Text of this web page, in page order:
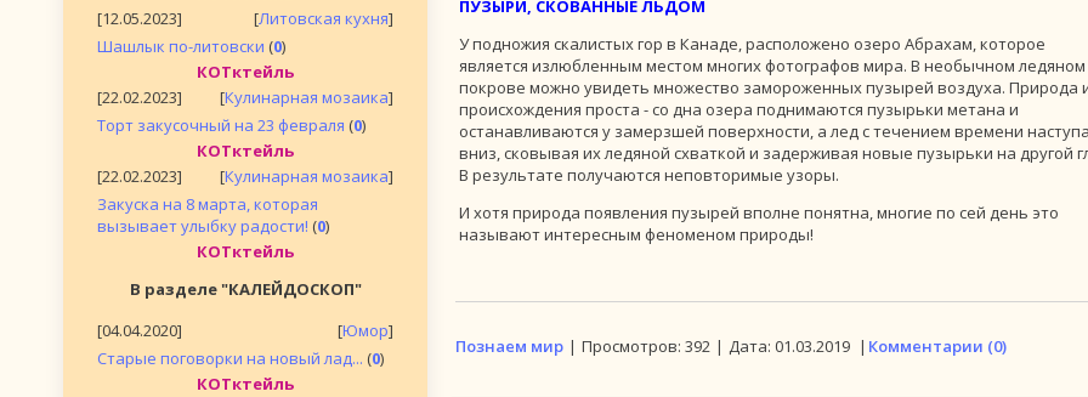
[12.05.2023]
[Литовская кухня]
Шашлык по-литовски (0)
КОТктейль
[22.02.2023]
[Кулинарная мозаика]
Торт закусочный на 23 февраля (0)
КОТктейль
[22.02.2023]
[Кулинарная мозаика]
Закуска на 8 марта, которая
вызывает улыбку радости! (0)
КОТктейль
В разделе "КАЛЕЙДОСКОП"
[04.04.2020]
[Юмор]
Старые поговорки на новый лад... (0)
КОТктейль
ПУЗЫРИ, СКОВАННЫЕ ЛЬДОМ
У подножия скалистых гор в Канаде, расположено озеро Абрахам, которое
является излюбленным местом многих фотографов мира. В необычном ледяном
покрове можно увидеть множество замороженных пузырей воздуха. Природа
происхождения проста - со дна озера поднимаются пузырьки метана и
останавливаются у замерзшей поверхности, а лед с течением времени
вниз, сковывая их ледяной схваткой и задерживая новые пузырьки на другой
В результате получаются неповторимые узоры.
И хотя природа появления пузырей вполне понятна, многие по сей день это
называют интересным феноменом природы!
Познаем мир | Просмотров: 392 | Дата: 01.03.2019 | Комментарии (0)